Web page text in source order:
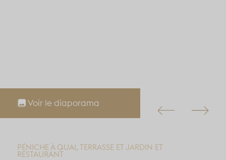
Voir le diaporama
PÉNICHE À QUAI, TERRASSE ET JARDIN ET
RESTAURANT